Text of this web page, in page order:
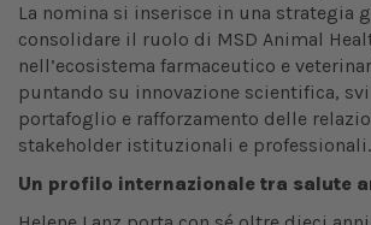
La nomina si inserisce in una strategia
consolidare il ruolo di MSD Animal
nell’ecosistema farmaceutico e
puntando su innovazione scientifica,
portafoglio e rafforzamento delle
stakeholder istituzionali e professionali.
Un profilo internazionale tra salute